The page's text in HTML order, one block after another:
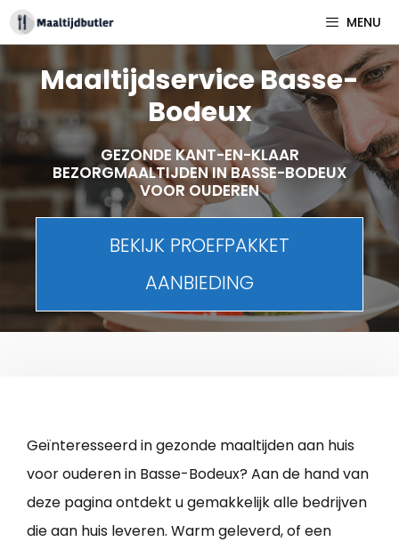
Spring
naar
inhoud
MENU
Maaltijdservice Basse-
Bodeux
GEZONDE KANT-EN-KLAAR
BEZORGMAALTIJDEN IN BASSE-BODEUX
VOOR OUDEREN
BEKIJK PROEFPAKKET
AANBIEDING
Geïnteresseerd in gezonde maaltijden aan huis
voor ouderen in Basse-Bodeux? Aan de hand van
deze pagina ontdekt u gemakkelijk alle bedrijven
die aan huis leveren. Warm geleverd, of een